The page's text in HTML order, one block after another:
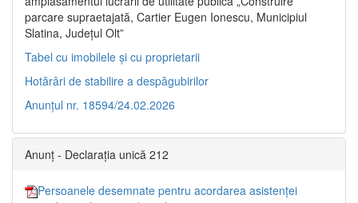
parcare supraetajată, Cartier Eugen Ionescu, Municipiul
Slatina, Județul Olt”
Tabel cu imobilele și cu proprietarii
Hotărâri de stabilire a despăgubirilor
Anunțul nr. 18594/24.02.2026
Anunț - Declarația unică 212
Persoanele desemnate pentru acordarea asistenței